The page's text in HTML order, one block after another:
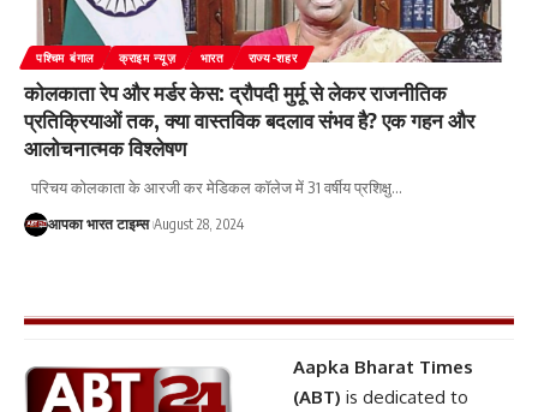
पश्चिम बंगाल क्राइम न्यूज़ भारत राज्य-शहर
कोलकाता रेप और मर्डर केस: द्रौपदी मुर्मू से लेकर राजनीतिक
प्रतिक्रियाओं तक, क्या वास्तविक बदलाव संभव है? एक गहन और
आलोचनात्मक विश्लेषण
परिचय कोलकाता के आरजी कर मेडिकल कॉलेज में 31 वर्षीय प्रशिक्षु…
आपका भारत टाइम्स August 28, 2024
Aapka Bharat Times
(ABT) is dedicated to